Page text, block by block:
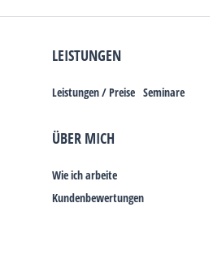
LEISTUNGEN
Leistungen / Preise Seminare
ÜBER MICH
Wie ich arbeite
Kundenbewertungen